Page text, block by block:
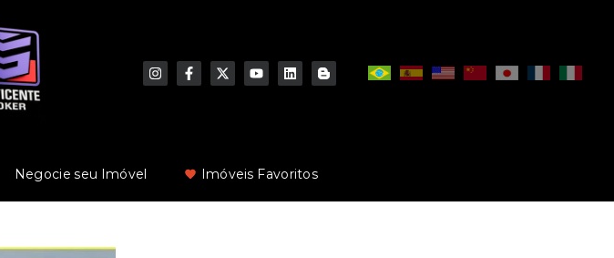
Negocie seu Imóvel Imóveis Favoritos